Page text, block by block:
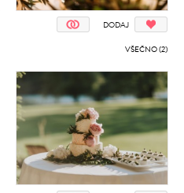
DODAJ
VŠEČNO (2)